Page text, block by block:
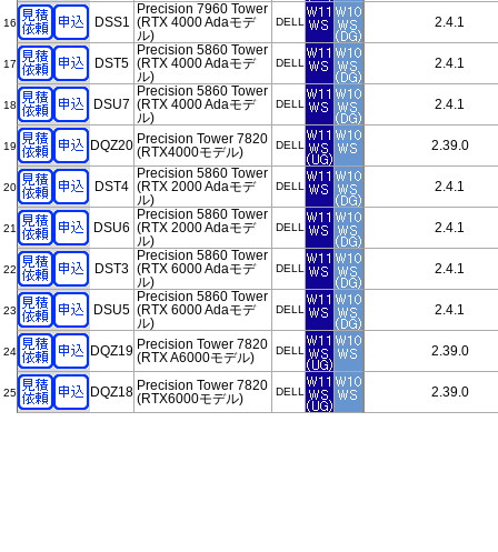
16 DSS1
Precision 7960 Tower
(RTX 4000 Adaモデ
ル)
DELL 2.4.1
17 DST5
Precision 5860 Tower
(RTX 4000 Adaモデ
ル)
DELL 2.4.1
18 DSU7
Precision 5860 Tower
(RTX 4000 Adaモデ
ル)
DELL 2.4.1
19 DQZ20 Precision Tower 7820
(RTX4000モデル)
DELL 2.39.0
20 DST4
Precision 5860 Tower
(RTX 2000 Adaモデ
ル)
DELL 2.4.1
21 DSU6
Precision 5860 Tower
(RTX 2000 Adaモデ
ル)
DELL 2.4.1
22 DST3
Precision 5860 Tower
(RTX 6000 Adaモデ
ル)
DELL 2.4.1
23 DSU5
Precision 5860 Tower
(RTX 6000 Adaモデ
ル)
DELL 2.4.1
24 DQZ19 Precision Tower 7820
(RTX A6000モデル)
DELL 2.39.0
25 DQZ18 Precision Tower 7820
(RTX6000モデル)
DELL 2.39.0